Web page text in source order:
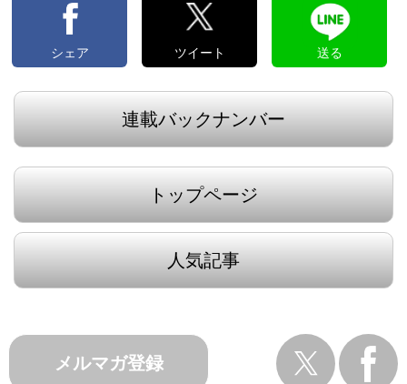
シェア ツイート 送る
連載バックナンバー
トップページ
人気記事
メルマガ登録